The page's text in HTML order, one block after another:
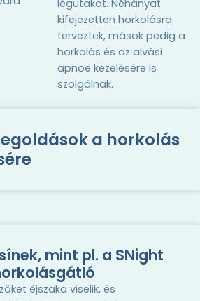
légutakat. Néhányat
kifejezetten horkolásra
terveztek, mások pedig a
horkolás és az alvási
apnoe kezelésére is
szolgálnak.
a horkolás
mint pl. a SNight
éjszaka viselik, és